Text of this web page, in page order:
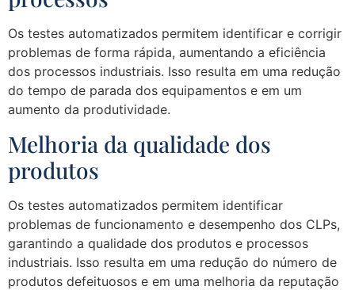
Os testes automatizados permitem identificar e corrigir
problemas de forma rápida, aumentando a eficiência
dos processos industriais. Isso resulta em uma redução
do tempo de parada dos equipamentos e em um
aumento da produtividade.
Melhoria da qualidade dos
produtos
Os testes automatizados permitem identificar
problemas de funcionamento e desempenho dos CLPs,
garantindo a qualidade dos produtos e processos
industriais. Isso resulta em uma redução do número de
produtos defeituosos e em uma melhoria da reputação